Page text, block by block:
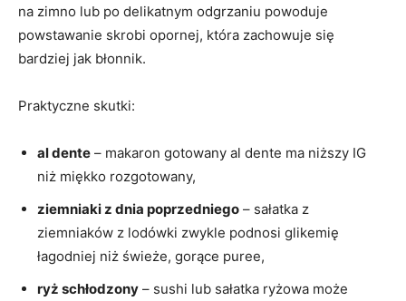
na zimno lub po delikatnym odgrzaniu powoduje
powstawanie skrobi opornej, która zachowuje się
bardziej jak błonnik.
Praktyczne skutki:
al dente – makaron gotowany al dente ma niższy IG
niż miękko rozgotowany,
ziemniaki z dnia poprzedniego – sałatka z
ziemniaków z lodówki zwykle podnosi glikemię
łagodniej niż świeże, gorące puree,
ryż schłodzony – sushi lub sałatka ryżowa może